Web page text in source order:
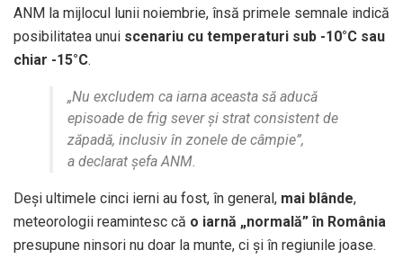
ANM la mijlocul lunii noiembrie, însă primele semnale indică
posibilitatea unui scenariu cu temperaturi sub -10°C sau
chiar -15°C.
„Nu excludem ca iarna aceasta să aducă
episoade de frig sever și strat consistent de
zăpadă, inclusiv în zonele de câmpie”,
a declarat șefa ANM.
Deși ultimele cinci ierni au fost, în general, mai blânde,
meteorologii reamintesc că o iarnă „normală” în România
presupune ninsori nu doar la munte, ci și în regiunile joase.